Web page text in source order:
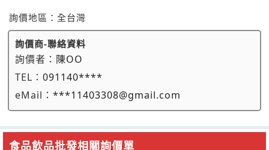
詢價地區： 全台灣
詢價商-聯絡資料
詢價者： 陳OO
TEL： 091140****
eMail： ***11403308@gmail.com
食品飲品批發相關詢價單